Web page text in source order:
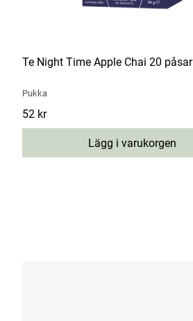
Te Night Time Apple Chai 20 påsar
Pukka
Pris:52 kr
52 kr
Lägg i varukorgen